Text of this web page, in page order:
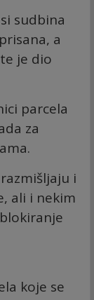
sudbina
a
je dio
parcela
za
i
ali i nekim
koje se